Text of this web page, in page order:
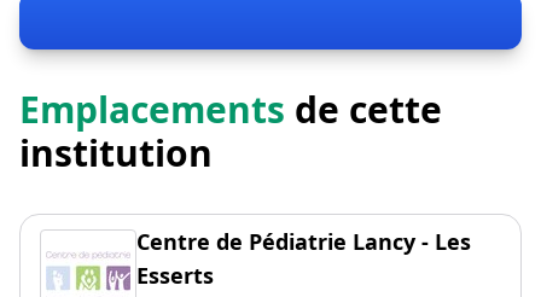
Emplacements de cette
institution
Centre de Pédiatrie Lancy - Les
Esserts